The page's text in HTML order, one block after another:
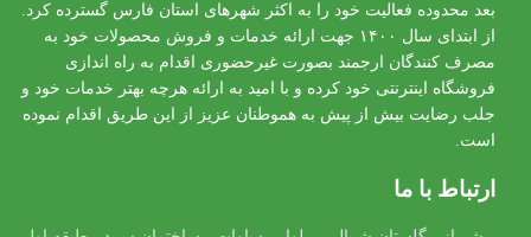
بعد محدوده فعالیت خود را به اکثر شهرهای استان فارس گسترده کرد.
از ابتدای سال ۱۴۰۰ جهت ارائه خدمات و فروش محصولات خود به
مصرف کنندگان ارجمند بصورت غیرحضوری اقدام به راه اندازی
فروشگاه اینترنتی خود کرده و با امید به ارائه هرچه بهتر خدمات خود و
جلب رضایت بیش از پیش به هموطنان عزیز از این طریق اقدام نموده
است.
ارتباط با ما